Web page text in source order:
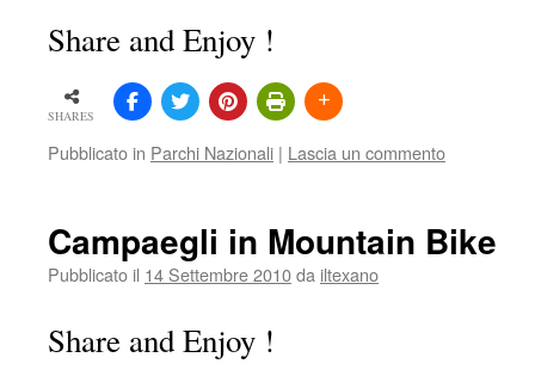
Share and Enjoy !
SHARES
Pubblicato in Parchi Nazionali | Lascia un commento
Campaegli in Mountain Bike
Pubblicato il 14 Settembre 2010da iltexano
Share and Enjoy !